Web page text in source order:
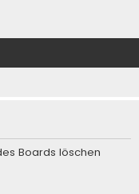
Boards löschen